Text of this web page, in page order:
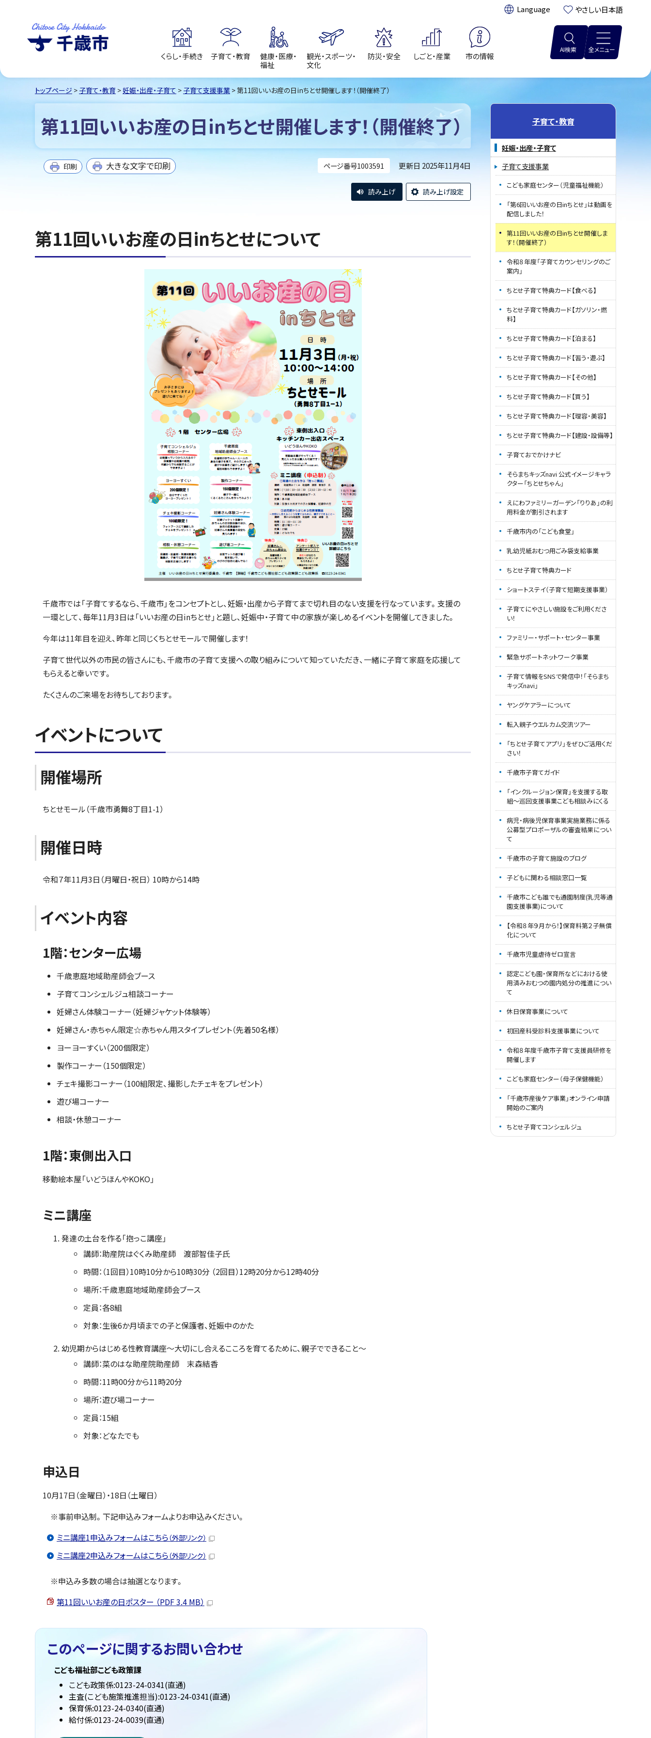
翻訳: やさしい日本語
くらし・手続き 子育て・教育
健康・医療・
福祉
観光・スポーツ・
文化
防災・安全 しごと・産業 市の情報
AI検索 全メニュー
トップページ > 子育て・教育 >妊娠・出産・子育て > 子育て支援事業 > 第11回いいお産の日inちとせ開催します！（開催終了）
第11回いいお産の日inちとせ開催します！（開催終了）
ページ番号1003591 更新日 2025年11月4日
印刷 大きな文字で印刷
読み上げ 読み上げ設定
第11回いいお産の日inちとせについて
千歳市では「子育てするなら、千歳市」をコンセプトとし、妊娠・出産から子育てまで切れ目のない支援を行なっています。支援の
一環として、毎年11月3日は「いいお産の日inちとせ」と題し、妊娠中・子育て中の家族が楽しめるイベントを開催してきました。
今年は11年目を迎え、昨年と同じくちとせモールで開催します！
子育て世代以外の市民の皆さんにも、千歳市の子育て支援への取り組みについて知っていただき、一緒に子育て家庭を応援して
もらえると幸いです。
たくさんのご来場をお待ちしております。
イベントについて
開催場所
ちとせモール（千歳市勇舞8丁目1-1）
開催日時
令和７年11月3日（月曜日・祝日） 10時から14時
イベント内容
1階：センター広場
千歳恵庭地域助産師会ブース
子育てコンシェルジュ相談コーナー
妊婦さん体験コーナー（妊婦ジャケット体験等）
妊婦さん・赤ちゃん限定☆赤ちゃん用スタイプレゼント（先着50名様）
ヨーヨーすくい（200個限定）
製作コーナー（150個限定）
チェキ撮影コーナー（100組限定、撮影したチェキをプレゼント）
遊び場コーナー
相談・休憩コーナー
1階：東側出入口
移動絵本屋「いどうほんやKOKO」
ミニ講座
発達の土台を作る「抱っこ講座」
講師：助産院はぐくみ助産師 渡部智佳子氏
時間：（1回目）10時10分から10時30分 （2回目）12時20分から12時40分
場所：千歳恵庭地域助産師会ブース
定員：各8組
対象：生後6か月頃までの子と保護者、妊娠中のかた
幼児期からはじめる性教育講座～大切にし合えるこころを育てるために、親子でできること～
講師：菜のはな助産院助産師 末森結香
時間：11時00分から11時20分
場所：遊び場コーナー
定員：15組
対象：どなたでも
申込日
10月17日（金曜日）・18日（土曜日）
※事前申込制。下記申込みフォームよりお申込みください。
ミニ講座1申込みフォームはこちら（外部リンク）
ミニ講座2申込みフォームはこちら（外部リンク）
※申込み多数の場合は抽選となります。
第11回いいお産の日ポスター （PDF 3.4 MB）
このページに関するお問い合わせ
こども福祉部こども政策課
こども政策係:0123-24-0341(直通)
主査(こども施策推進担当):0123-24-0341(直通)
保育係:0123-24-0340(直通)
給付係:0123-24-0039(直通)
子育て・教育
妊娠・出産・子育て
子育て支援事業
こども家庭センター（児童福祉機能）
「第6回いいお産の日inちとせ」は動画を
配信しました！
第11回いいお産の日inちとせ開催しま
す！（開催終了）
令和８年度「子育てカウンセリングのご
案内」
ちとせ子育て特典カード【食べる】
ちとせ子育て特典カード【ガソリン・燃
料】
ちとせ子育て特典カード【泊まる】
ちとせ子育て特典カード【習う・遊ぶ】
ちとせ子育て特典カード【その他】
ちとせ子育て特典カード【買う】
ちとせ子育て特典カード【理容・美容】
ちとせ子育て特典カード【建設・設備等】
子育ておでかけナビ
そらまちキッズnavi 公式イメージキャラ
クター「ちとせちゃん」
えにわファミリーガーデン「りりあ」の利
用料金が割引されます
千歳市内の「こども食堂」
乳幼児紙おむつ用ごみ袋支給事業
ちとせ子育て特典カード
ショートステイ（子育て短期支援事業）
子育てにやさしい施設をご利用くださ
い！
ファミリー・サポート・センター事業
緊急サポートネットワーク事業
子育て情報をSNSで発信中！「そらまち
キッズnavi」
ヤングケアラーについて
転入親子ウエルカム交流ツアー
「ちとせ子育てアプリ」をぜひご活用くだ
さい！
千歳市子育てガイド
「インクルージョン保育」を支援する取
組～巡回支援事業こども相談みにくる
病児・病後児保育事業実施業務に係る
公募型プロポーザルの審査結果につい
て
千歳市の子育て施設のブログ
子どもに関わる相談窓口一覧
千歳市こども誰でも通園制度(乳児等通
園支援事業)について
【令和８年９月から！】保育料第２子無償
化について
千歳市児童虐待ゼロ宣言
認定こども園・保育所などにおける使
用済みおむつの園内処分の推進につい
て
休日保育事業について
初回産科受診料支援事業について
令和８年度千歳市子育て支援員研修を
開催します
こども家庭センター（母子保健機能）
「千歳市産後ケア事業」オンライン申請
開始のご案内
ちとせ子育てコンシェルジュ